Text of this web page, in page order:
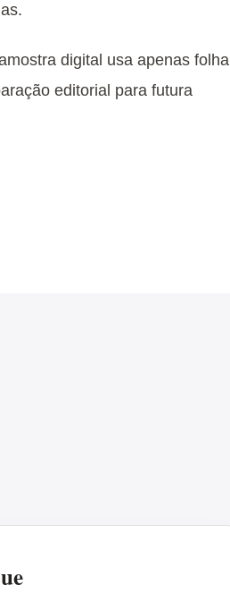
digital usa apenas folha
editorial para futura